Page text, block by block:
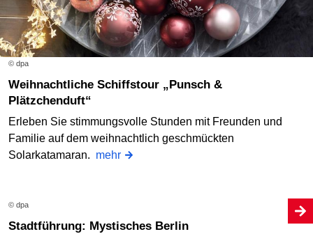
© dpa
Weihnachtliche Schiffstour „Punsch &
Plätzchenduft“
Erleben Sie stimmungsvolle Stunden mit Freunden und
Familie auf dem weihnachtlich geschmückten
Solarkatamaran. mehr
© dpa
Stadtführung: Mystisches Berlin